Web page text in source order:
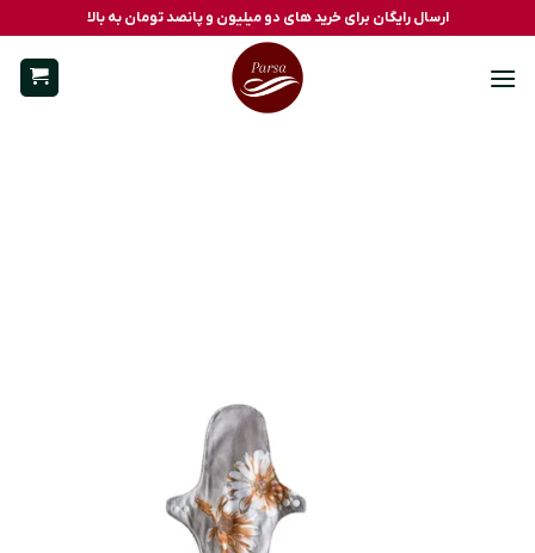
to
content
ارسال رایگان برای خرید های دو میلیون و پانصد تومان به بالا